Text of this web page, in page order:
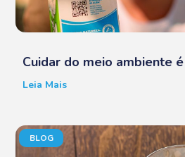
Cuidar do meio ambiente
Leia Mais
BLOG